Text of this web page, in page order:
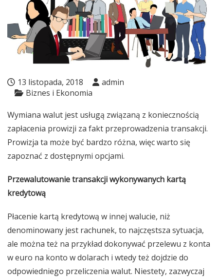
13 listopada, 2018
admin
Biznes i Ekonomia
Wymiana walut jest usługą związaną z koniecznością
zapłacenia prowizji za fakt przeprowadzenia transakcji.
Prowizja ta może być bardzo różna, więc warto się
zapoznać z dostępnymi opcjami.
Przewalutowanie transakcji wykonywanych kartą
kredytową
Płacenie kartą kredytową w innej walucie, niż
denominowany jest rachunek, to najczęstsza sytuacja,
ale można też na przykład dokonywać przelewu z konta
w euro na konto w dolarach i wtedy też dojdzie do
odpowiedniego przeliczenia walut. Niestety, zazwyczaj